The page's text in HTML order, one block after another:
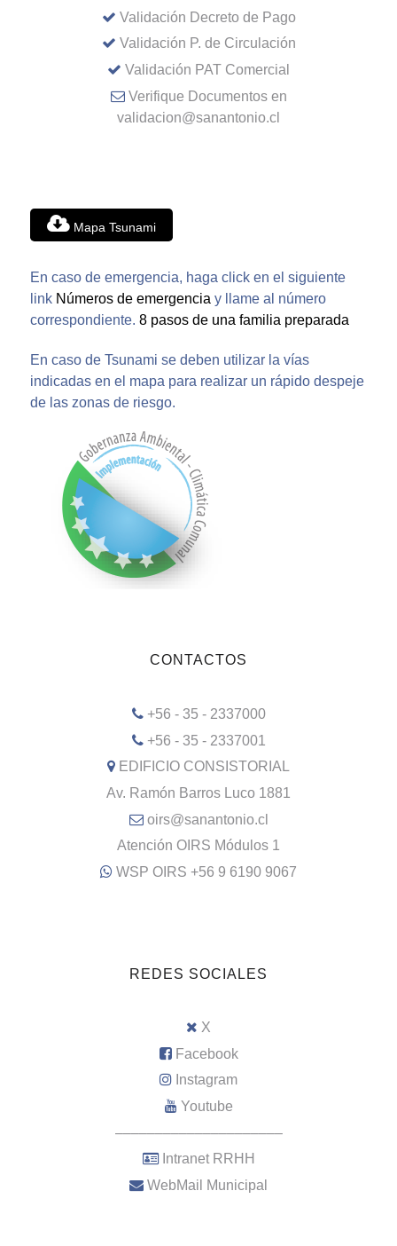
Validación Decreto de Pago
Validación P. de Circulación
Validación PAT Comercial
Verifique Documentos en
validacion@sanantonio.cl
Mapa Tsunami
En caso de emergencia, haga click en el siguiente
link Números de emergencia y llame al número
correspondiente. 8 pasos de una familia preparada
En caso de Tsunami se deben utilizar la vías
indicadas en el mapa para realizar un rápido despeje
de las zonas de riesgo.
CONTACTOS
+56 - 35 - 2337000
+56 - 35 - 2337001
EDIFICIO CONSISTORIAL
Av. Ramón Barros Luco 1881
oirs@sanantonio.cl
Atención OIRS Módulos 1
WSP OIRS +56 9 6190 9067
REDES SOCIALES
X
Facebook
Instagram
Youtube
–––––––––––––––––––––
Intranet RRHH
WebMail Municipal